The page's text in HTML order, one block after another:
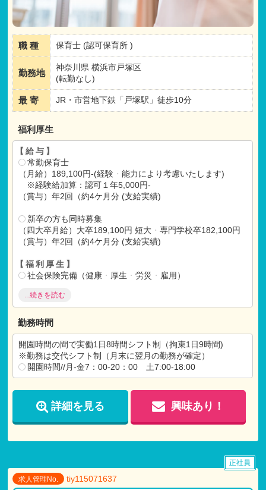
職 種 保育士 (認可保育所 )
勤務地
神奈川県 横浜市戸塚区
(転勤なし)
最 寄 JR・市営地下鉄「戸塚駅」徒歩10分
福利厚生
【給与】
常勤保育士
（月給）189,100円-(経験・ 能力により考慮いたします)
※経験給加算：認可１年5,000円-
（賞与）年2回（約4ケ月分 (支給実績)
新卒の方も同時募集
（四大卒月給）大卒189,100円 短大・ 専門学校卒182,100円
（賞与）年2回（約4ケ月分 (支給実績)
【福利厚生】
社会保険完備（健康・ 厚生 ・ 労災 ・ 雇用）
る)
育児・介護休暇制度、育児時短勤務制度あり
同法人内の実施プログラム参加の際の職員割引、家族割引
あり
【各種手当】
通勤手当（月額：100,000円まで）（6カ月単位支給）
役職手当
残業手当
...続きを読む
勤務時間
開園時間の間で実働1日8時間シフト制（拘束1日9時間)
※勤務は交代シフト制（月末に翌月の勤務が確定）
開園時間//月-金7：00-20：00 土7:00-18:00
詳細を見る 興味あり！
求人管理No. tiy115071637
正社員